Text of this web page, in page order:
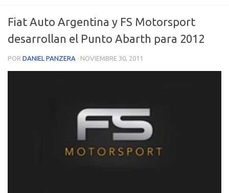
Fiat Auto Argentina y FS Motorsport
desarrollan el Punto Abarth para 2012
POR DANIEL PANZERA · NOVIEMBRE 30, 2011